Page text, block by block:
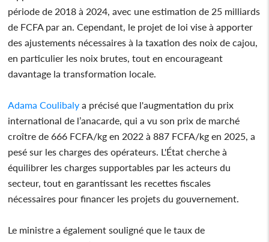
période de 2018 à 2024, avec une estimation de 25 milliards
de FCFA par an. Cependant, le projet de loi vise à apporter
des ajustements nécessaires à la taxation des noix de cajou,
en particulier les noix brutes, tout en encourageant
davantage la transformation locale.
Adama Coulibaly a précisé que l'augmentation du prix
international de l’anacarde, qui a vu son prix de marché
croître de 666 FCFA/kg en 2022 à 887 FCFA/kg en 2025, a
pesé sur les charges des opérateurs. L'État cherche à
équilibrer les charges supportables par les acteurs du
secteur, tout en garantissant les recettes fiscales
nécessaires pour financer les projets du gouvernement.
Le ministre a également souligné que le taux de